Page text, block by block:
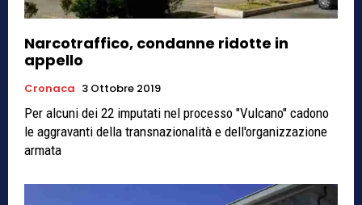
Narcotraffico, condanne ridotte in
appello
Cronaca 3 Ottobre 2019
Per alcuni dei 22 imputati nel processo "Vulcano" cadono
le aggravanti della transnazionalità e dell'organizzazione
armata